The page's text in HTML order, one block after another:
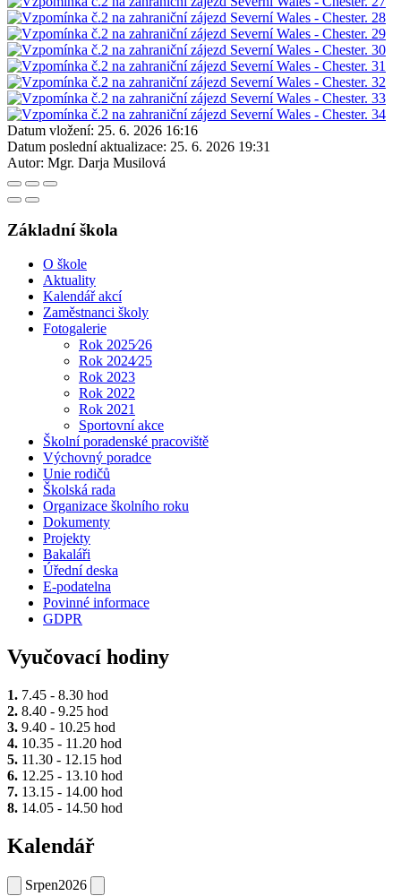
Datum vložení: 25. 6. 2026 16:16
Datum poslední aktualizace: 25. 6. 2026 19:31
Autor: Mgr. Darja Musilová
Základní škola
O škole
Aktuality
Kalendář akcí
Zaměstnanci školy
Fotogalerie
Rok 2025⁄26
Rok 2024⁄25
Rok 2023
Rok 2022
Rok 2021
Sportovní akce
Školní poradenské pracoviště
Výchovný poradce
Unie rodičů
Školská rada
Organizace školního roku
Dokumenty
Projekty
Bakaláři
Úřední deska
E-podatelna
Povinné informace
GDPR
Vyučovací hodiny
1. 7.45 - 8.30 hod
2. 8.40 - 9.25 hod
3. 9.40 - 10.25 hod
4. 10.35 - 11.20 hod
5. 11.30 - 12.15 hod
6. 12.25 - 13.10 hod
7. 13.15 - 14.00 hod
8. 14.05 - 14.50 hod
Kalendář
Srpen2026